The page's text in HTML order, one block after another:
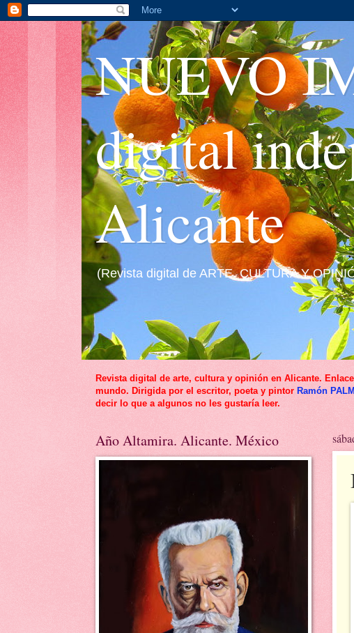
NUEVO
digital
Alicante
(Revista digital de ARTE, CULTURA Y
Revista digital de arte, cultura y opinión en Alicante.
mundo. Dirigida por el escritor, poeta y pintor Ramón
decir lo que a algunos no les gustaría leer.
Año Altamira. Alicante. México